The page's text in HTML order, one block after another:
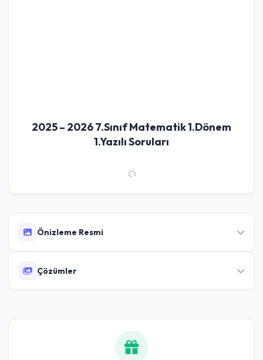
2025 – 2026 7.Sınıf Matematik 1.Dönem
1.Yazılı Soruları
Önizleme Resmi
Çözümler